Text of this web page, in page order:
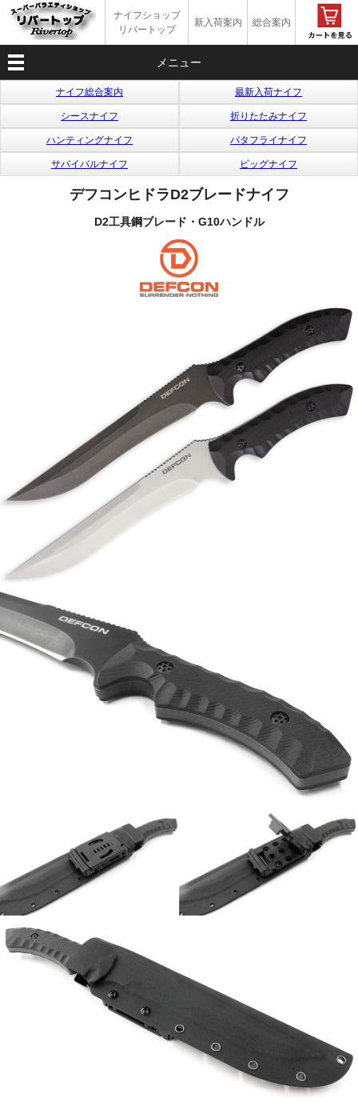
ナイフショップ
リバートップ
新入荷案内 総合案内
メニュー
ナイフ総合案内 最新入荷ナイフ
シースナイフ 折りたたみナイフ
ハンティングナイフ バタフライナイフ
サバイバルナイフ ビッグナイフ
デフコンヒドラD2ブレードナイフ
D2工具鋼ブレード・G10ハンドル